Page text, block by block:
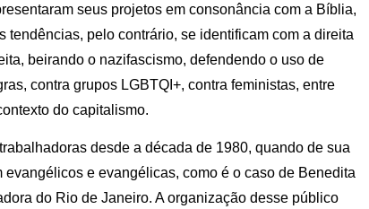
seus projetos em consonância com a Bíblia,
tendências, pelo contrário, se identificam com a direita
beirando o nazifascismo, defendendo o uso de
contra grupos LGBTQI+, contra feministas, entre
do capitalismo.
desde a década de 1980, quando de sua
e evangélicas, como é o caso de Benedita
do Rio de Janeiro. A organização desse público